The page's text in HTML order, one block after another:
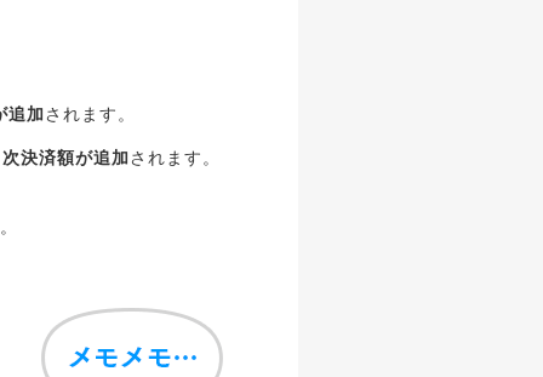
追加されます。
決済額が追加されます。